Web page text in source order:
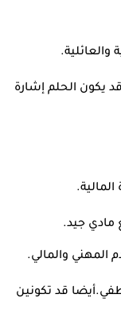
.
يكون الحلم إشارة
.
مادي جيد.
والمالي.
.أيضا قد تكونين